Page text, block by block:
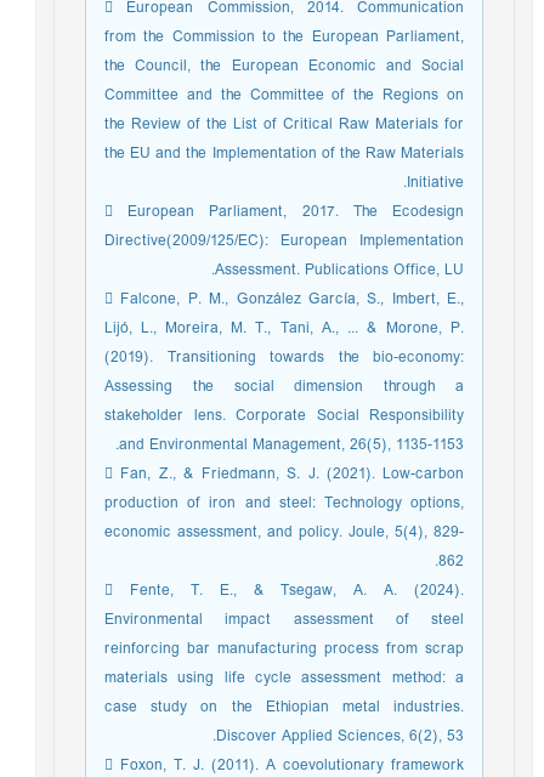
 European Commission, 2014. Communication
from the Commission to the European Parliament,
the Council, the European Economic and Social
Committee and the Committee of the Regions on
the Review of the List of Critical Raw Materials for
the EU and the Implementation of the Raw Materials
Initiative.
 European Parliament, 2017. The Ecodesign
Directive(2009/125/EC): European Implementation
Assessment. Publications Office, LU.
 Falcone, P. M., González García, S., Imbert, E.,
Lijó, L., Moreira, M. T., Tani, A., ... & Morone, P.
(2019). Transitioning towards the bio‐economy:
Assessing the social dimension through a
stakeholder lens. Corporate Social Responsibility
and Environmental Management, 26(5), 1135-1153.
 Fan, Z., & Friedmann, S. J. (2021). Low-carbon
production of iron and steel: Technology options,
economic assessment, and policy. Joule, 5(4), 829-
862.
 Fente, T. E., & Tsegaw, A. A. (2024).
Environmental impact assessment of steel
reinforcing bar manufacturing process from scrap
materials using life cycle assessment method: a
case study on the Ethiopian metal industries.
Discover Applied Sciences, 6(2), 53.
 Foxon, T. J. (2011). A coevolutionary framework